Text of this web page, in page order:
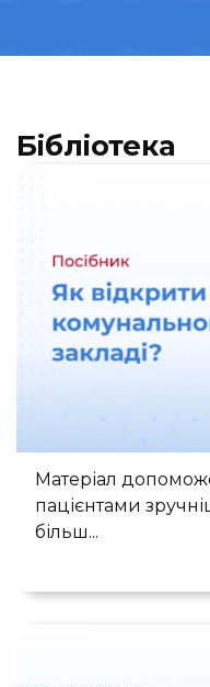
Бібліотека
Як відкрити
Матеріал
пацієнтами
більш...